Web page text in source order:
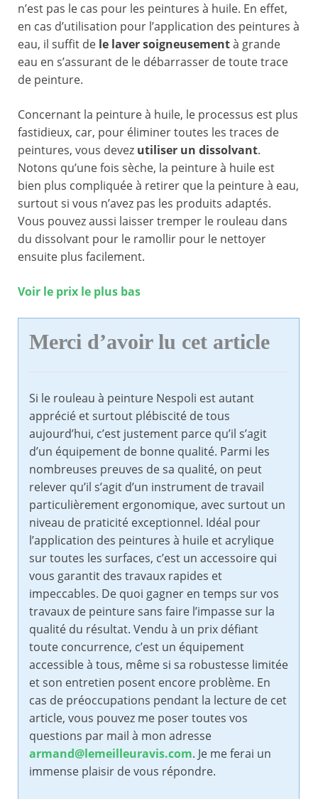
n’est pas le cas pour les peintures à huile. En effet,
en cas d’utilisation pour l’application des peintures à
eau, il suffit de le laver soigneusementà grande
eau en s’assurant de le débarrasser de toute trace
de peinture.
Concernant la peinture à huile, le processus est plus
fastidieux, car, pour éliminer toutes les traces de
peintures, vous devez utiliser un dissolvant.
Notons qu’une fois sèche, la peinture à huile est
bien plus compliquée à retirer que la peinture à eau,
surtout si vous n’avez pas les produits adaptés.
Vous pouvez aussi laisser tremper le rouleau dans
du dissolvant pour le ramollir pour le nettoyer
ensuite plus facilement.
Voir le prix le plus bas
Merci d’avoir lu cet article
Si le rouleau à peinture Nespoli est autant
apprécié et surtout plébiscité de tous
aujourd’hui, c’est justement parce qu’il s’agit
d’un équipement de bonne qualité. Parmi les
nombreuses preuves de sa qualité, on peut
relever qu’il s’agit d’un instrument de travail
particulièrement ergonomique, avec surtout un
niveau de praticité exceptionnel. Idéal pour
l’application des peintures à huile et acrylique
sur toutes les surfaces, c’est un accessoire qui
vous garantit des travaux rapides et
impeccables. De quoi gagner en temps sur vos
travaux de peinture sans faire l’impasse sur la
qualité du résultat. Vendu à un prix défiant
toute concurrence, c’est un équipement
accessible à tous, même si sa robustesse limitée
et son entretien posent encore problème. En
cas de préoccupations pendant la lecture de cet
article, vous pouvez me poser toutes vos
questions par mail à mon adresse
armand@lemeilleuravis.com. Je me ferai un
immense plaisir de vous répondre.